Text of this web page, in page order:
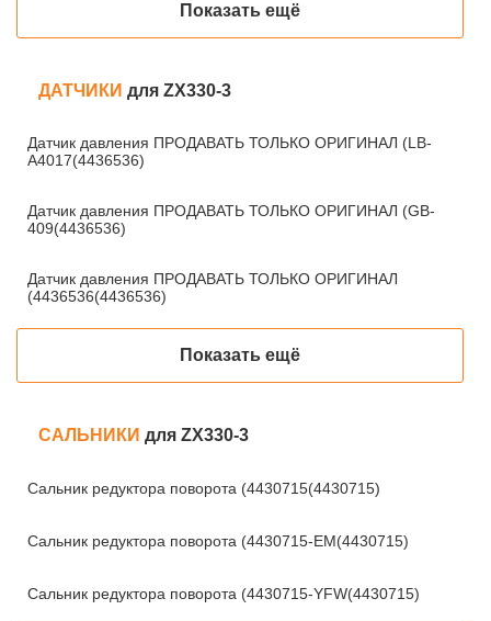
Показать ещё
ДАТЧИКИ для ZX330-3
Датчик давления ПРОДАВАТЬ ТОЛЬКО ОРИГИНАЛ (LB-
A4017(4436536)
Датчик давления ПРОДАВАТЬ ТОЛЬКО ОРИГИНАЛ (GB-
409(4436536)
Датчик давления ПРОДАВАТЬ ТОЛЬКО ОРИГИНАЛ
(4436536(4436536)
Показать ещё
САЛЬНИКИ для ZX330-3
Сальник редуктора поворота (4430715(4430715)
Сальник редуктора поворота (4430715-EM(4430715)
Сальник редуктора поворота (4430715-YFW(4430715)